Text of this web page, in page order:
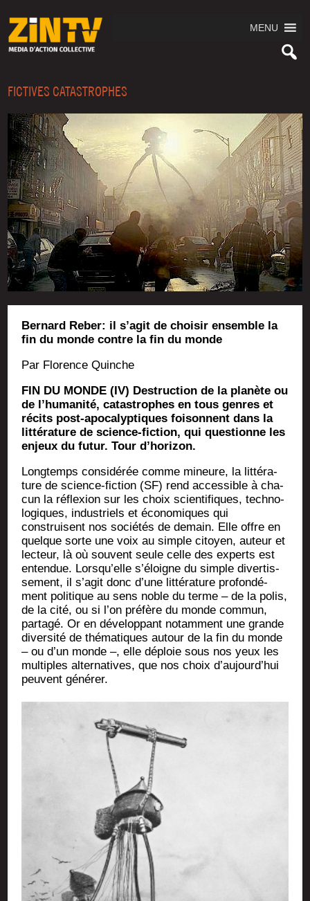
MENU
FICTIVES CATASTROPHES
Bernard Reber: il s’agit de choisir ensemble la
fin du monde contre la fin du monde
Par Flo­rence Quinche
FIN DU MONDE (IV) Des­truc­tion de la pla­nète ou
de l’humanité, catas­trophes en tous genres et
récits post-apo­ca­lyp­tiques foi­sonnent dans la
lit­té­ra­ture de science-fic­tion, qui ques­tionne les
enjeux du futur. Tour d’horizon.
Long­temps consi­dé­rée comme mineure, la lit­té­ra­
ture de science-fic­tion (SF) rend acces­sible à cha­
cun la réflexion sur les choix scien­ti­fiques, tech­no­
lo­giques, indus­triels et éco­no­miques qui
construisent nos socié­tés de demain. Elle offre en
quelque sorte une voix au simple citoyen, auteur et
lec­teur, là où sou­vent seule celle des experts est
enten­due. Lorsqu’elle s’éloigne du simple diver­tis­
se­ment, il s’agit donc d’une lit­té­ra­ture pro­fon­dé­
ment poli­tique au sens noble du terme – de la polis,
de la cité, ou si l’on pré­fère du monde com­mun,
par­ta­gé. Or en déve­lop­pant notam­ment une grande
diver­si­té de thé­ma­tiques autour de la fin du monde
– ou d’un monde –, elle déploie sous nos yeux les
mul­tiples alter­na­tives, que nos choix d’aujourd’hui
peuvent générer.